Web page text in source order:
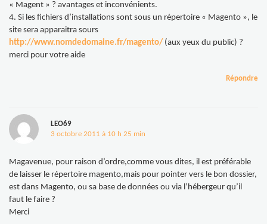
« Magent » ? avantages et inconvénients.
4. Si les fichiers d’installations sont sous un répertoire « Magento », le
site sera apparaitra sours
http://www.nomdedomaine.fr/magento/ (aux yeux du public) ?
merci pour votre aide
Répondre
LEO69
3 octobre 2011 à 10 h 25 min
Magavenue, pour raison d’ordre,comme vous dites, il est préférable
de laisser le répertoire magento,mais pour pointer vers le bon dossier,
est dans Magento, ou sa base de données ou via l’hébergeur qu’il
faut le faire ?
Merci